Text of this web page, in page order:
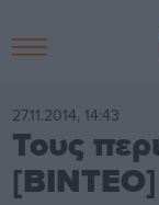
27.11.2014, 14:43
Τους
[ΒΙΝΤΕΟ]